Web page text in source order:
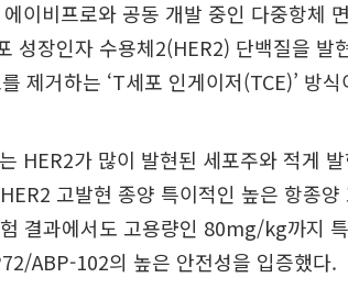
이비프로와 공동 개발 중인 다중항체
성장인자 수용체2(HER2) 단백질을 발
제거하는 ‘T세포 인게이저(TCE)’ 방식
HER2가 많이 발현된 세포주와 적게
고발현 종양 특이적인 높은 항종양
결과에서도 고용량인 80mg/kg까지
ABP-102의 높은 안전성을 입증했다.